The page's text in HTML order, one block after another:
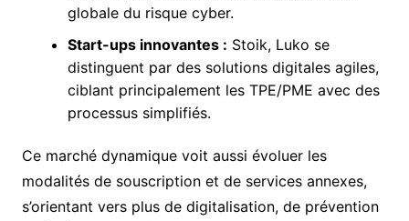
globale du risque cyber.
Start-ups innovantes : Stoik, Luko se
distinguent par des solutions digitales agiles,
ciblant principalement les TPE/PME avec des
processus simplifiés.
Ce marché dynamique voit aussi évoluer les
modalités de souscription et de services annexes,
s’orientant vers plus de digitalisation, de prévention